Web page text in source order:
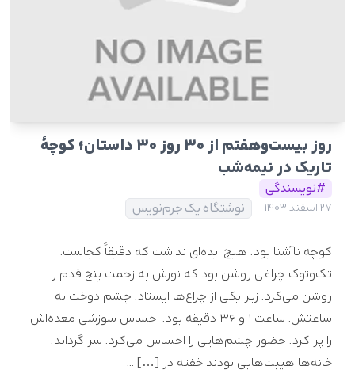
روز بیست‌وهفتم از ۳۰ روز ۳۰ داستان؛ کوچۀ
تاریک در نیمه‌شب
#نویسندگی
27 اسفند 1403 نوشتگاه یک جرم‌نویس
کوچه ناآشنا بود. هیچ ایده‌ای نداشت که دقیقاً کجاست.
تک‌وتوک چراغی روشن بود که نورش به زحمت پنج قدم را
روشن می‌کرد. زیر یکی از چراغ‌ها ایستاد. چشم دوخت به
ساعتش. ساعت ۱ و ۳۶ دقیقه بود. احساس سوزشی معده‌اش
را پر کرد. حضور چشم‌هایی را احساس می‌کرد. سر گرداند.
خانه‌ها هیبت‌هایی بودند خفته در […] ...